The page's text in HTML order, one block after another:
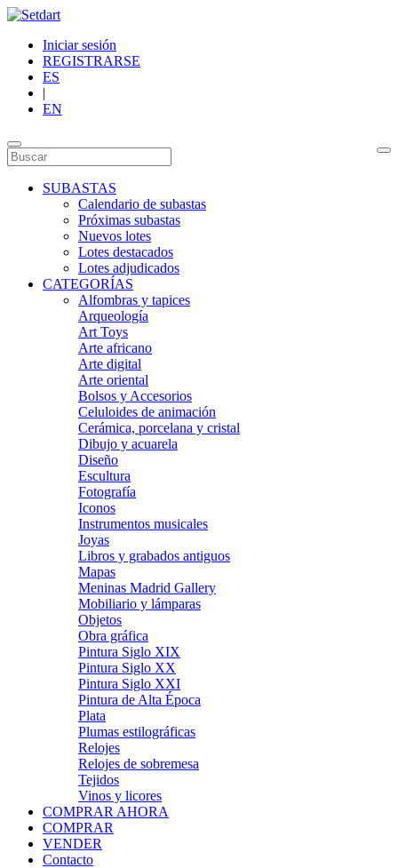
Iniciar sesión
REGISTRARSE
ES
|
EN
SUBASTAS
Calendario de subastas
Próximas subastas
Nuevos lotes
Lotes destacados
Lotes adjudicados
CATEGORÍAS
Alfombras y tapices
Arqueología
Art Toys
Arte africano
Arte digital
Arte oriental
Bolsos y Accesorios
Celuloides de animación
Cerámica, porcelana y cristal
Dibujo y acuarela
Diseño
Escultura
Fotografía
Iconos
Instrumentos musicales
Joyas
Libros y grabados antiguos
Mapas
Meninas Madrid Gallery
Mobiliario y lámparas
Objetos
Obra gráfica
Pintura Siglo XIX
Pintura Siglo XX
Pintura Siglo XXI
Pintura de Alta Época
Plata
Plumas estilográficas
Relojes
Relojes de sobremesa
Tejidos
Vinos y licores
COMPRAR AHORA
COMPRAR
VENDER
Contacto